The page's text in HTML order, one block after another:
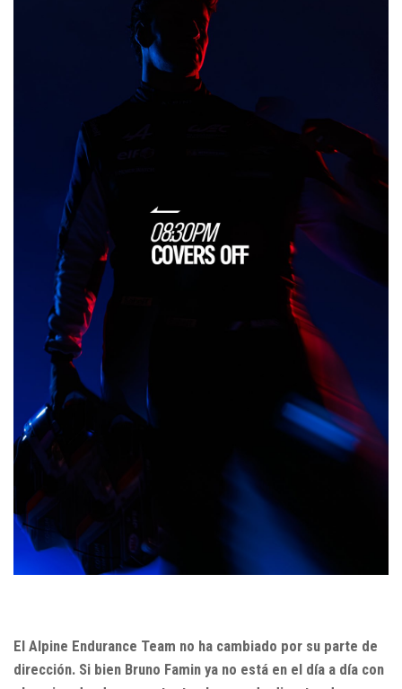
El Alpine Endurance Team no ha cambiado por su parte de
dirección. Si bien Bruno Famin ya no está en el día a día con